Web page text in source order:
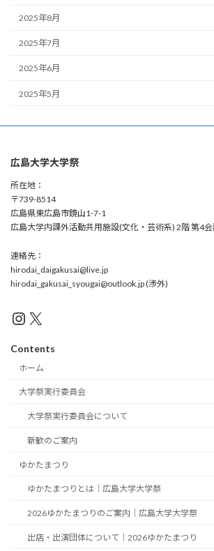
2025年8月
2025年7月
2025年6月
2025年5月
広島大学大学祭
所在地：
〒739-8514
広島県東広島市鏡山1-7-1
広島大学内課外活動共用施設(文化・芸術系) 2階 第4
連絡先：
hirodai_daigakusai@live.jp
hirodai_gakusai_syougai@outlook.jp (渉外)
Instagram
X
Contents
ホーム
大学祭実行委員会
大学祭実行委員会について
新歓のご案内
ゆかたまつり
ゆかたまつりとは｜広島大学大学祭
2026ゆかたまつりのご案内｜広島大学大学祭
出店・出演団体について｜2026ゆかたまつり